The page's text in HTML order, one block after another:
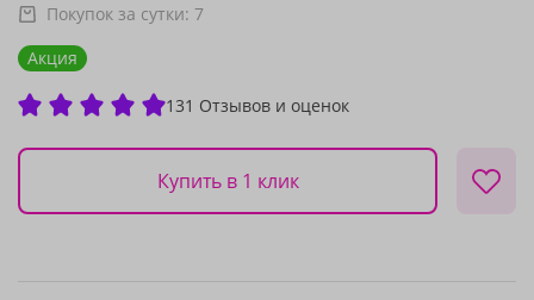
Покупок за сутки: 7
Акция
131 Отзывов и оценок
Купить в 1 клик